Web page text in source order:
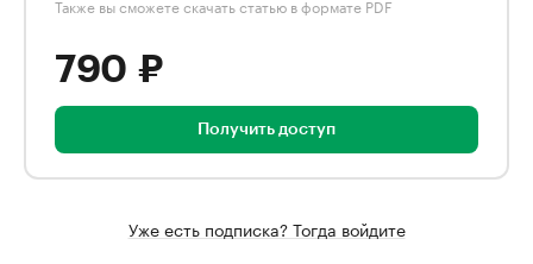
Также вы сможете скачать статью в формате PDF
790 ₽
Получить доступ
Уже есть подписка? Тогда войдите